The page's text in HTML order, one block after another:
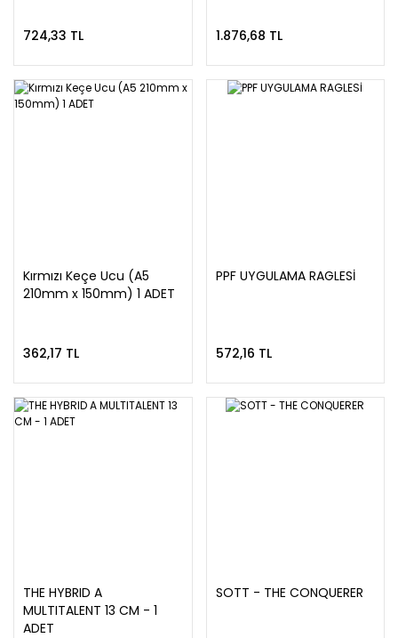
724,33 TL 1.876,68 TL
Kırmızı Keçe Ucu (A5
210mm x 150mm) 1 ADET
362,17 TL
PPF UYGULAMA RAGLESİ
572,16 TL
THE HYBRID A
MULTITALENT 13 CM - 1
ADET
SOTT - THE CONQUERER